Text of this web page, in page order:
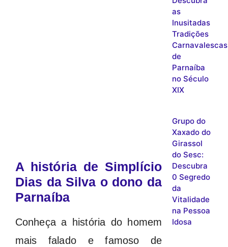
A história de Simplício
Dias da Silva o dono da
Parnaíba
Conheça a história do homem
mais falado e famoso de
as
Inusitadas
Tradições
Carnavalescas
de
Parnaíba
no Século
XIX
Grupo do
Xaxado do
Girassol
do Sesc:
Descubra
0 Segredo
da
Vitalidade
na Pessoa
Idosa